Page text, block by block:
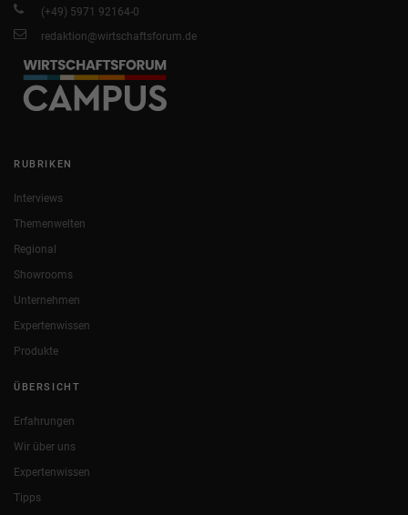
(+49) 5971 92164-0
redaktion@wirtschaftsforum.de
RUBRIKEN
Interviews
Themenwelten
Regional
Showrooms
Unternehmen
Expertenwissen
Produkte
ÜBERSICHT
Erfahrungen
Wir über uns
Expertenwissen
Tipps